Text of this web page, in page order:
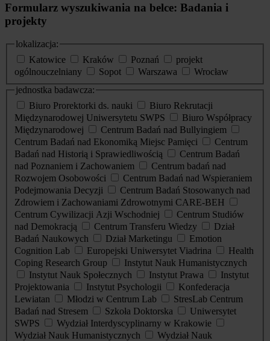
Formularz wyszukiwania na belce: Badania i
projekty
lokalizacja:
Katowice
Kraków Poznań
projekt
ogólnouczelniany
Sopot Warszawa
Wrocław
jednostka badawcza:
Biuro Prorektorki ds. nauki
Biuro Rekrutacji
Międzynarodowej Uniwersytetu SWPS
Biuro Współpracy
Międzynarodowej
Centrum Badań nad Bullyingiem
Centrum Badań nad Ekonomiką Miejsc Pamięci
Centrum
Badań nad Historią i Sprawiedliwością
Centrum Badań
nad Poznaniem i Zachowaniem
Centrum badań nad
Rozwojem Osobowości
Centrum Badań nad Wspieraniem
Podejmowania Decyzji
Centrum Badań Stosowanych nad
Zdrowiem i Zachowaniami Zdrowotnymi CARE-BEH
Centrum Cywilizacji Azji Wschodniej
Centrum Studiów
nad Demokracją
Centrum Transferu Wiedzy
Dział
Badań Naukowych
Dział Marketingu
Emotion
Cognition Lab
Europejski Uniwersytet Viadrina
Health
Coping Research Group
Instytut Nauk Humanistycznych
Instytut Nauk Społecznych
Instytut Prawa
Instytut
Projektowania
Instytut Psychologii
Konfederacja
Lewiatan
Młodzi w Centrum Lab
StresLab Centrum
Badań nad Stresem
Szkoła Doktorska
Uniwersytet
SWPS
Wydział Interdyscyplinarny w Krakowie
Wydział Nauk Humanistycznych
Wydział Nauk